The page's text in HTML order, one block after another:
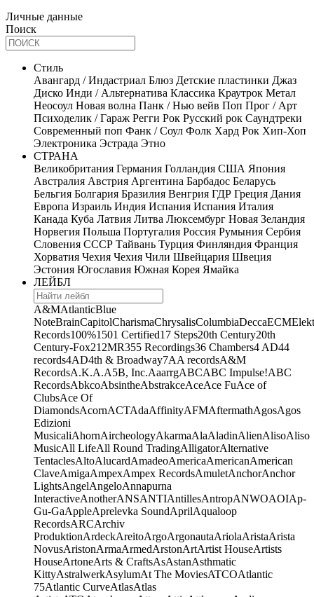
Личные данные
Поиск
Стиль
Авангард / Индастриал Блюз Детские пластинки Джаз
Диско Инди / Альтернатива Классика Краутрок Метал
Неосоул Новая волна Панк / Нью вейв Поп Прог / Арт
Психоделик / Гараж Регги Рок Русский рок Саундтреки
Современный поп Фанк / Соул Фолк Хард Рок Хип-Хоп
Электроника Эстрада Этно
СТРАНА
Великобритания Германия Голландия США Япония
Австралия Австрия Аргентина Барбадос Беларусь
Бельгия Болгария Бразилия Венгрия ГДР Греция Дания
Европа Израиль Индия Испания Испания Италия
Канада Куба Латвия Литва Люксембург Новая Зеландия
Норвегия Польша Португалия Россия Румыния Сербия
Словения СССР Тайвань Турция Финляндия Франция
Хорватия Чехия Чехия Чили Швейцария Швеция
Эстония Югославия Южная Корея Ямайка
ЛЕЙБЛ
A&MAtlanticBlue
NoteBrainCapitolCharismaChrysalisColumbiaDeccaECM
Records100%1501 Certified17 Steps20th Century20th
Century-Fox21 2MR355 Recordings36 Chambers4 AD44
records4AD4th & Broadway7AA recordsA&M
RecordsA.K.A.A5B, Inc.AaarrgABCABC Impulse!ABC
RecordsAbkcoAbsintheAbstrakceAceAce FuAce of
ClubsAce Of
DiamondsAcornACTAdaAffinityAFMAftermathAgosAgos
Edizioni
MusicaliAhornAircheologyAkarmaAlaAladinAlienAlisoAliso
MusicAll LifeAll Round TradingAlligatorAlternative
TentaclesAltoAlucardAmadeoAmericaAmericanAmerican
ClaveAmigaAmpexAmpex RecordsAmuletAnchorAnchor
LightsAngelAngeloAnnapurna
InteractiveAnotherANSANTIAntillesAntropANWOAOIAp-
Gu-GaAppleAprelevka SoundAprilAqualoop
RecordsARCArchiv
ProduktionArdeckAreitoArgoArgonautaAriolaAristaArista
NovusAristonArmaArmedArstonArtArtist HouseArtists
HouseArtoneArts & CraftsAsAstanAsthmatic
KittyAstralwerkAsylumAt The MoviesATCOAtlantic
75Atlantic CurveAtlasAtlas